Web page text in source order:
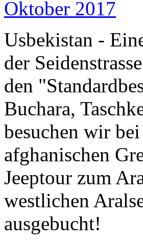
Usbekistan -
der
den
Buchara,
besuchen wir
afghanischen
Jeeptour zum
westlichen
ausgebucht!